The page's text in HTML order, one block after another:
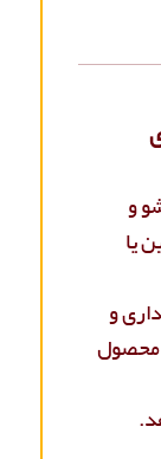
و
یا
و
محصول